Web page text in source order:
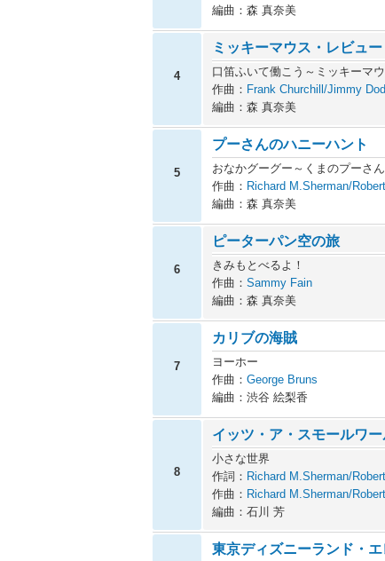
編曲：森 真奈美
4
ミッキーマウス・レビュー
口笛ふいて働こう～ミッキーマ
作曲： Frank Churchill/Jimmy
編曲：森 真奈美
5
プーさんのハニーハント
おなかグーグー～くまのプーさん
作曲： Richard M.Sherman/
編曲：森 真奈美
6
ピーターパン空の旅
きみもとべるよ！
作曲： Sammy Fain
編曲：森 真奈美
7
カリブの海賊
ヨーホー
作曲： George Bruns
編曲：渋谷 絵梨香
8
イッツ・ア・スモールワー
小さな世界
作詞： Richard M.Sherman/
作曲： Richard M.Sherman/
編曲：石川 芳
東京ディズニーランド・